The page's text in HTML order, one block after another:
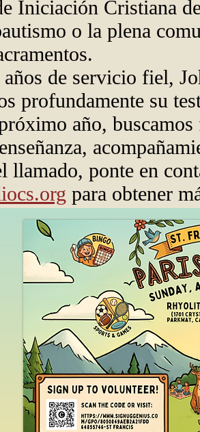
Iniciación Cristiana
o la plena
años de servicio fiel,
profundamente su
año,
llamado, ponte en
para obtener